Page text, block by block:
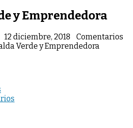
y Emprendedora
12 diciembre, 2018
Comentarios
Verde y Emprendedora